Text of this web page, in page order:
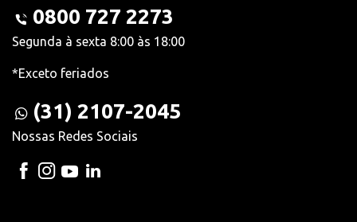
0800 727 2273
Segunda à sexta 8:00 às 18:00
*Exceto feriados
(31) 2107-2045
Nossas Redes Sociais